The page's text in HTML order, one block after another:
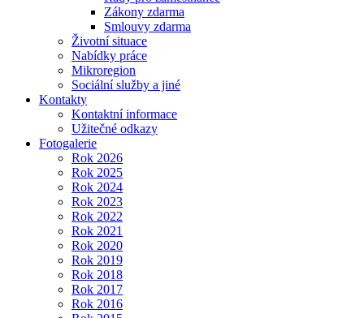
Zákony zdarma
Smlouvy zdarma
Životní situace
Nabídky práce
Mikroregion
Sociální služby a jiné
Kontakty
Kontaktní informace
Užitečné odkazy
Fotogalerie
Rok 2026
Rok 2025
Rok 2024
Rok 2023
Rok 2022
Rok 2021
Rok 2020
Rok 2019
Rok 2018
Rok 2017
Rok 2016